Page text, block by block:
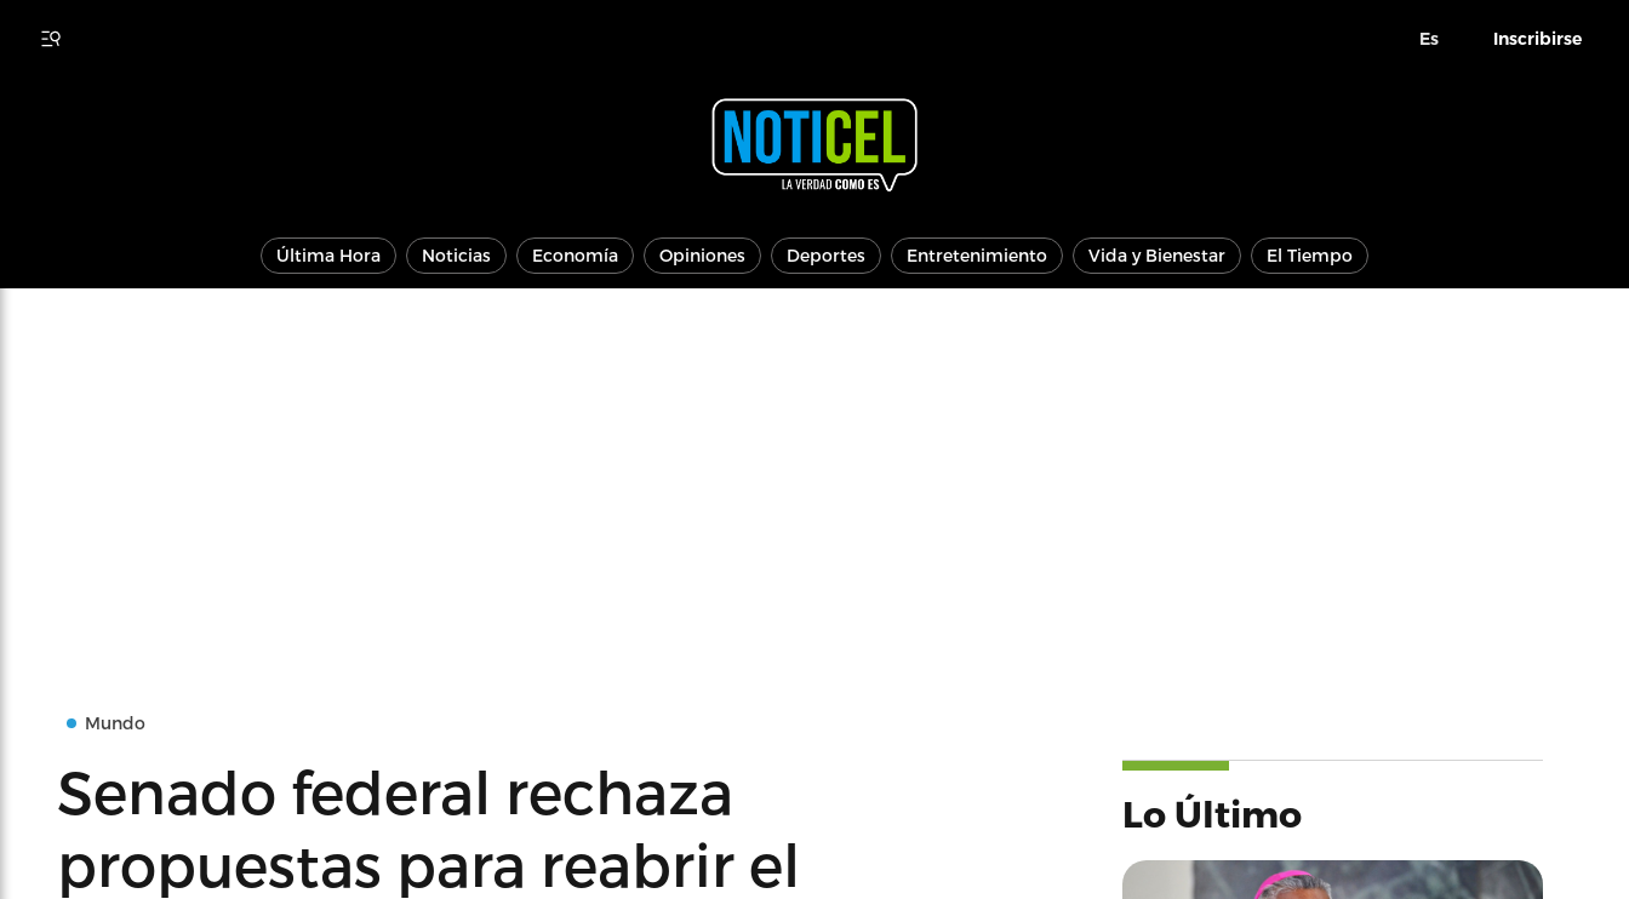
Es Inscribirse
Última Hora Noticias Economía Opiniones Deportes Entretenimiento Vida y Bienestar El Tiempo
Mundo
Senado federal rechaza
propuestas para reabrir el
Lo Último